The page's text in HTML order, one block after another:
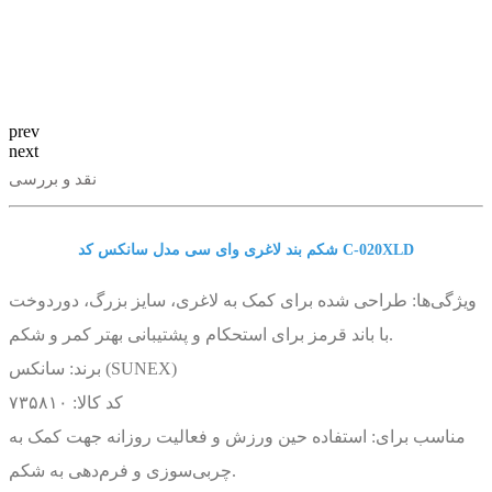
prev
next
نقد و بررسی
شکم بند لاغری وای سی مدل سانکس کد C-020XLD
ویژگی‌ها: طراحی شده برای کمک به لاغری، سایز بزرگ، دوردوخت
با باند قرمز برای استحکام و پشتیبانی بهتر کمر و شکم.
برند: سانکس (SUNEX)
کد کالا: ۷۳۵۸۱۰
مناسب برای: استفاده حین ورزش و فعالیت روزانه جهت کمک به
چربی‌سوزی و فرم‌دهی به شکم.